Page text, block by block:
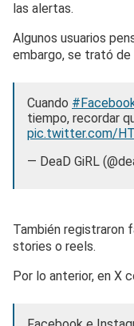
las alertas.
Algunos usuarios
embargo, se trató
Cuando
tiempo, recordar
pic.twitter.com/
— DeaD GiRL
También registraron
stories o reels.
Por lo anterior, en X